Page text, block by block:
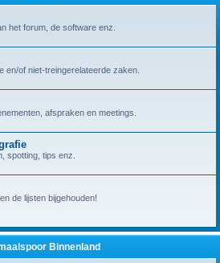
k
het forum, de software enz.
en/of niet-treingerelateerde zaken.
afspraken en meetings.
spotting, tips enz.
de lijsten bijgehouden!
Binnenland